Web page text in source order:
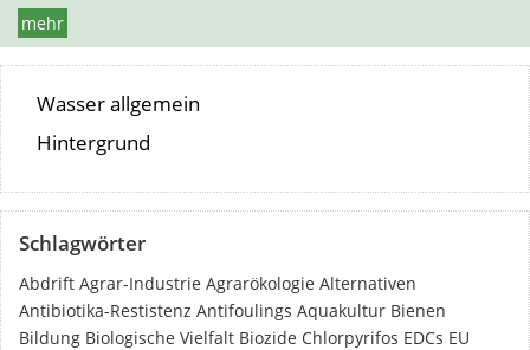
mehr
Wasser allgemein
Hintergrund
Schlagwörter
Abdrift Agrar-Industrie Agrarökologie Alternativen
Antibiotika-Restistenz Antifoulings Aquakultur Bienen
Bildung Biologische Vielfalt Biozide Chlorpyrifos EDCs EU